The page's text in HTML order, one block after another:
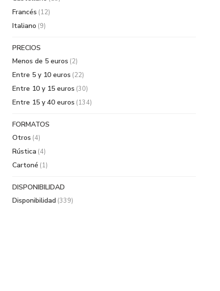
Francés (12)
Italiano (9)
PRECIOS
Menos de 5 euros (2)
Entre 5 y 10 euros (22)
Entre 10 y 15 euros (30)
Entre 15 y 40 euros (134)
FORMATOS
Otros (4)
Rústica (4)
Cartoné (1)
DISPONIBILIDAD
Disponibilidad (339)